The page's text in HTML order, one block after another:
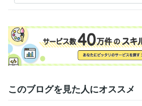
このブログを見た人にオススメ